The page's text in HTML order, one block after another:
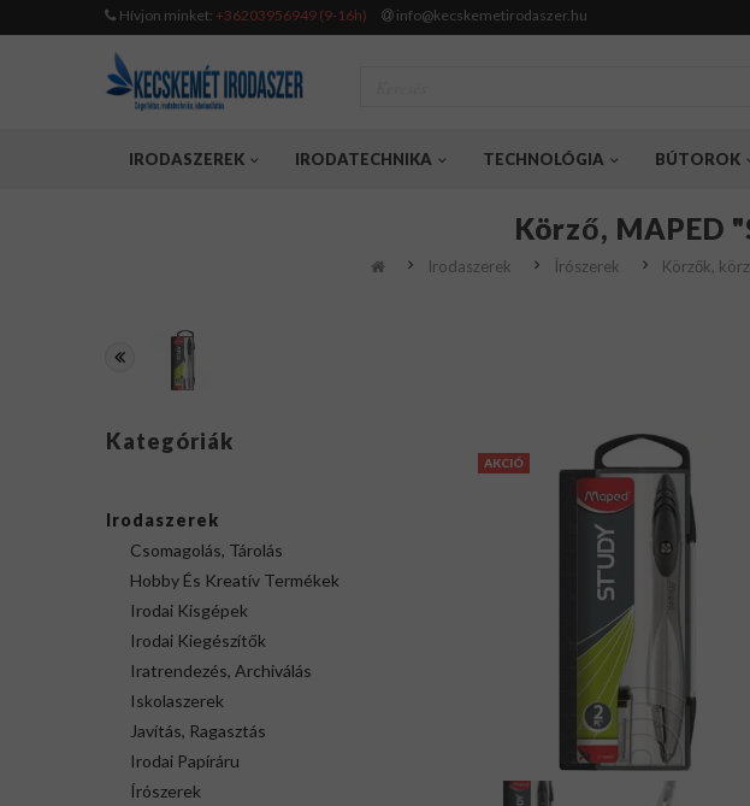
Hívjon minket: +36203956949 (9-16h) info@kecskemetirodaszer.hu
IRODASZEREK IRODATECHNIKA TECHNOLÓGIA BÚTOROK
Körző, MAPED
Irodaszerek Írószerek Körzők,
Kategóriák
Irodaszerek
Csomagolás, Tárolás
Hobby És Kreatív Termékek
Irodai Kisgépek
Irodai Kiegészítők
Iratrendezés, Archiválás
Iskolaszerek
Javítás, Ragasztás
Irodai Papíráru
Írószerek
AKCIÓ